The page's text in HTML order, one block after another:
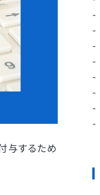
与するため